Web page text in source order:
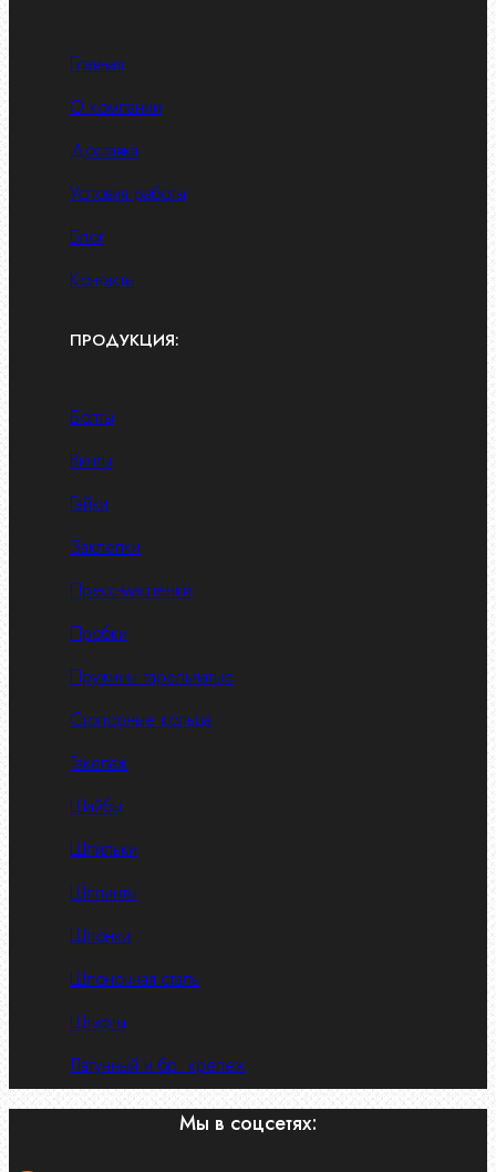
Главная
О компании
Доставка
Условия работы
Блог
Контакты
ПРОДУКЦИЯ:
Болты
Винты
Гайки
Заклепки
Пресс-масленки
Пробки
Пружины тарельчатые
Стопорные кольца
Такелаж
Шайбы
Шпильки
Шплинты
Шпонки
Шпоночная сталь
Штифты
Латунный и бр. крепеж
Мы в соцсетях: